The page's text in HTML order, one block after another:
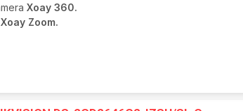
Xoay 360.
Xoay Zoom.